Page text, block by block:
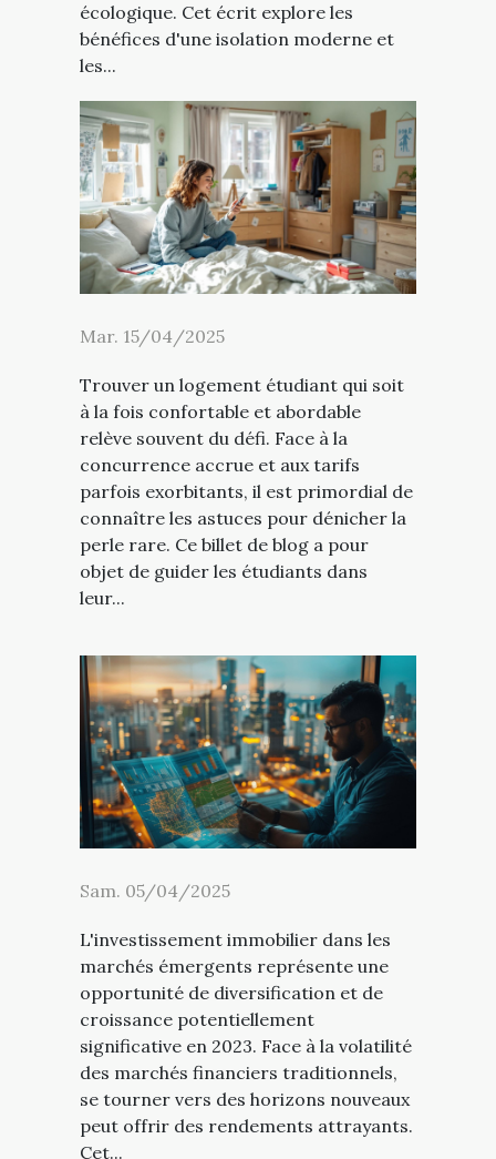
écologique. Cet écrit explore les
bénéfices d'une isolation moderne et
les...
Mar. 15/04/2025
Trouver un logement étudiant qui soit
à la fois confortable et abordable
relève souvent du défi. Face à la
concurrence accrue et aux tarifs
parfois exorbitants, il est primordial de
connaître les astuces pour dénicher la
perle rare. Ce billet de blog a pour
objet de guider les étudiants dans
leur...
Sam. 05/04/2025
L'investissement immobilier dans les
marchés émergents représente une
opportunité de diversification et de
croissance potentiellement
significative en 2023. Face à la volatilité
des marchés financiers traditionnels,
se tourner vers des horizons nouveaux
peut offrir des rendements attrayants.
Cet...